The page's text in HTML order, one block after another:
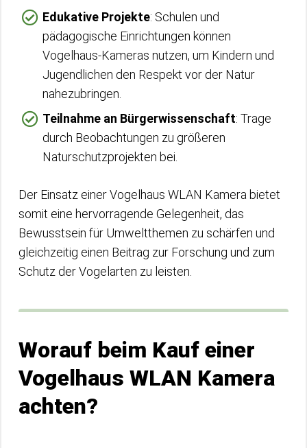
Edukative Projekte: Schulen und
pädagogische Einrichtungen können
Vogelhaus-Kameras nutzen, um Kindern und
Jugendlichen den Respekt vor der Natur
nahezubringen.
Teilnahme an Bürgerwissenschaft: Trage
durch Beobachtungen zu größeren
Naturschutzprojekten bei.
Der Einsatz einer Vogelhaus WLAN Kamera bietet
somit eine hervorragende Gelegenheit, das
Bewusstsein für Umweltthemen zu schärfen und
gleichzeitig einen Beitrag zur Forschung und zum
Schutz der Vogelarten zu leisten.
Worauf beim Kauf einer
Vogelhaus WLAN Kamera
achten?